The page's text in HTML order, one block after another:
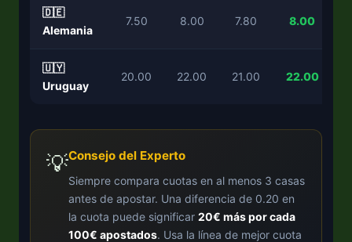
🇩🇪
Alemania
7.50 8.00 7.80 8.00
🇺🇾
Uruguay
20.00 22.00 21.00 22.00
💡Consejo del Experto
Siempre compara cuotas en al menos 3 casas
antes de apostar. Una diferencia de 0.20 en
la cuota puede significar 20€ más por cada
100€ apostados. Usa la línea de mejor cuota